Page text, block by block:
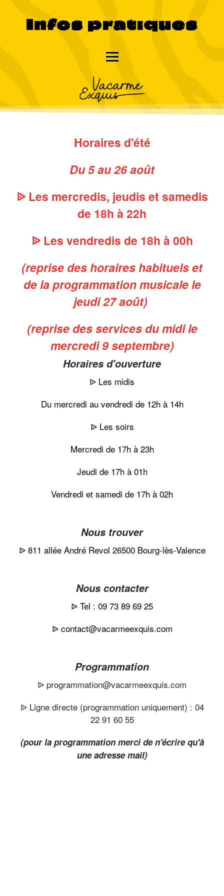
Infos pratiques
Horaires d'été
Du 5 au 26 août
ᐉ Les mercredis, jeudis et samedis
de 18h à 22h
ᐉ Les vendredis de 18h à 00h
(reprise des horaires habituels et
de la programmation musicale le
jeudi 27 août)
(reprise des services du midi le
mercredi 9 septembre)
Horaires d'ouverture
ᐉ Les midis
Du mercredi au vendredi de 12h à 14h
ᐉ Les soirs
Mercredi de 17h à 23h
Jeudi de 17h à 01h
Vendredi et samedi de 17h à 02h
Nous trouver
ᐉ 811 allée André Revol 26500 Bourg-lès-Valence
Nous contacter
ᐉ Tel : 09 73 89 69 25
ᐉ contact@vacarmeexquis.com
Programmation
ᐉ programmation@vacarmeexquis.com
ᐉ Ligne directe (programmation uniquement) : 04
22 91 60 55
(pour la programmation merci de n'écrire qu'à
une adresse mail)